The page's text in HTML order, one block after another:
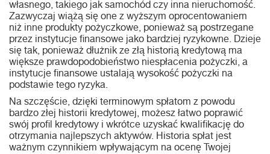
własnego, takiego jak samochód czy inna nieruchomość.
Zazwyczaj wiążą się one z wyższym oprocentowaniem
niż inne produkty pożyczkowe, ponieważ są postrzegane
przez instytucje finansowe jako bardziej ryzykowne. Dzieje
się tak, ponieważ dłużnik ze złą historią kredytową ma
większe prawdopodobieństwo niespłacenia pożyczki, a
instytucje finansowe ustalają wysokość pożyczki na
podstawie tego ryzyka.
Na szczęście, dzięki terminowym spłatom z powodu
bardzo złej historii kredytowej, możesz łatwo poprawić
swój profil kredytowy i wkrótce uzyskać kwalifikację do
otrzymania najlepszych aktywów. Historia spłat jest
ważnym czynnikiem wpływającym na ocenę Twojej